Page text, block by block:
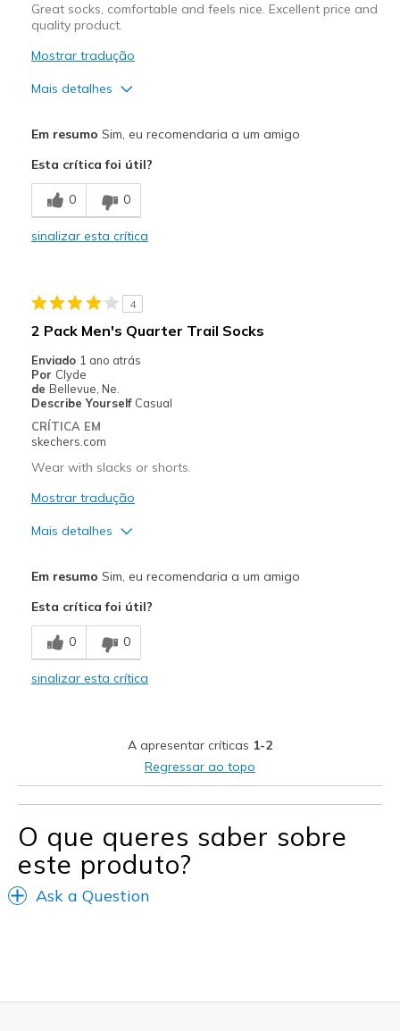
Great socks, comfortable and feels nice. Excellent price and
quality product.
Mostrar tradução
Mais detalhes
Breathe Well
Comfortable
Melhores utilizações
Travel
Width
Sizing
View On Shoes
I'm Into Shoes
Em resumo Sim, eu recomendaria a um amigo
Esta crítica foi útil?
0 0
sinalizar esta crítica
4
2 Pack Men's Quarter Trail Socks
Enviado 1 ano atrás
Por Clyde
de Bellevue, Ne.
Describe Yourself Casual
CRÍTICA EM
skechers.com
Wear with slacks or shorts.
Mostrar tradução
Mais detalhes
Breathe Well
Comfortable
Width
Feels true to width
View On Shoes
I'm Into Shoes
Em resumo Sim, eu recomendaria a um amigo
Esta crítica foi útil?
0 0
sinalizar esta crítica
A apresentar críticas 1-2
Regressar ao topo
O que queres saber sobre
este produto?
Ask a Question